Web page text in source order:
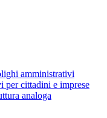
amministrativi
per cittadini e imprese
analoga